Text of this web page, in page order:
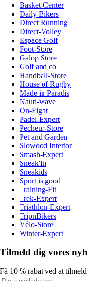
Basket-Center
Daily Bikers
Direct Running
Direct-Volley
Espace Golf
Foot-Store
Galop Store
Golf and co
Handball-Store
House of Rugby
Made in Paradis
Nauti-wave
On-Fight
Padel-Expert
Pecheur-Store
Pet and Garden
Slowood Interior
Smash-Expert
Sneak'In
Sneakids
Sport is good
Training-Fit
Trek-Expert
Triathlon-Expert
TripnBikers
Vélo-Store
Winter-Expert
Tilmeld dig vores
Få 10 % rabat ved at